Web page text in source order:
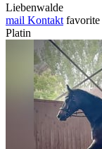
Liebenwalde
mail Kontakt favorite
Platin